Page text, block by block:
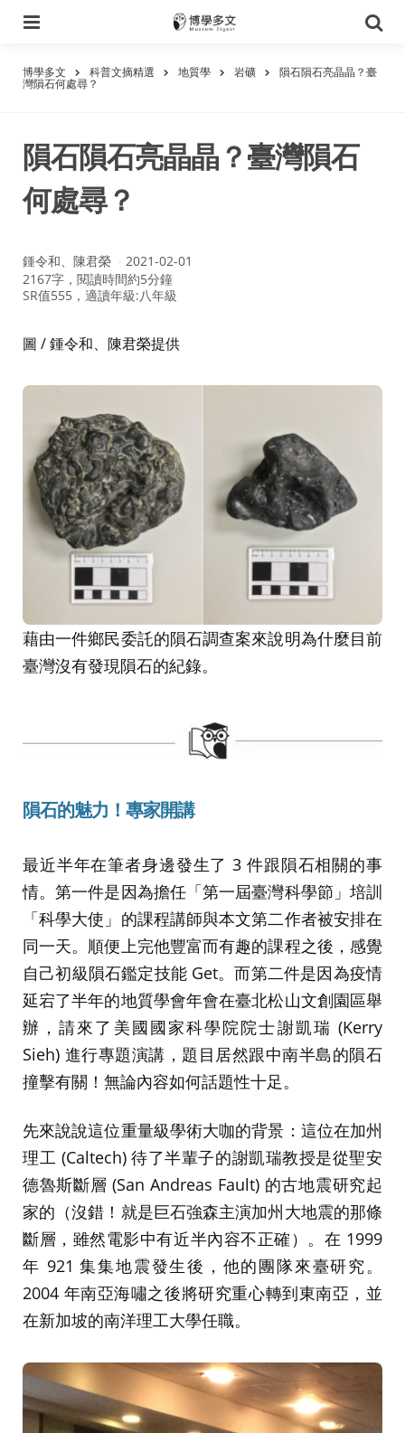
尋
博學多文 科普文摘精選 地質學 岩礦 隕石隕石亮晶晶？臺
灣隕石何處尋？
隕石隕石亮晶晶？臺灣隕石
何處尋？
作
者：
鍾令和、陳君榮
2021-02-01
2167字，閱讀時間約5分鐘
SR值555，適讀年級:八年級
圖 / 鍾令和、陳君榮提供
藉由一件鄉民委託的隕石調查案來說明為什麼目前
臺灣沒有發現隕石的紀錄。
隕石的魅力！ 專家開講
最近半年在筆者身邊發生了 3 件跟隕石相關的事
情。第一件是因為擔任「第一屆臺灣科學節」培訓
「科學大使」的課程講師與本文第二作者被安排在
同一天。順便上完他豐富而有趣的課程之後，感覺
自己初級隕石鑑定技能 Get。而第二件是因為疫情
延宕了半年的地質學會年會在臺北松山文創園區舉
辦，請來了美國國家科學院院士謝凱瑞 (Kerry
Sieh) 進行專題演講，題目居然跟中南半島的隕石
撞擊有關！無論內容如何話題性十足。
先來說說這位重量級學術大咖的背景：這位在加州
理工 (Caltech) 待了半輩子的謝凱瑞教授是從聖安
德魯斯斷層 (San Andreas Fault) 的古地震研究起
家的（沒錯！就是巨石強森主演加州大地震的那條
斷層，雖然電影中有近半內容不正確）。在 1999
年 921 集集地震發生後，他的團隊來臺研究。
2004 年南亞海嘯之後將研究重心轉到東南亞，並
在新加坡的南洋理工大學任職。